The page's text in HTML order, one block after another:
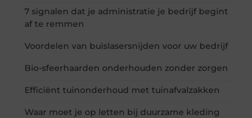
7 signalen dat je administratie je bedrijf begint
af te remmen
Voordelen van buislasersnijden voor uw bedrijf
Bio-sfeerhaarden onderhouden zonder zorgen
Efficiënt tuinonderhoud met tuinafvalzakken
Waar moet je op letten bij duurzame kleding